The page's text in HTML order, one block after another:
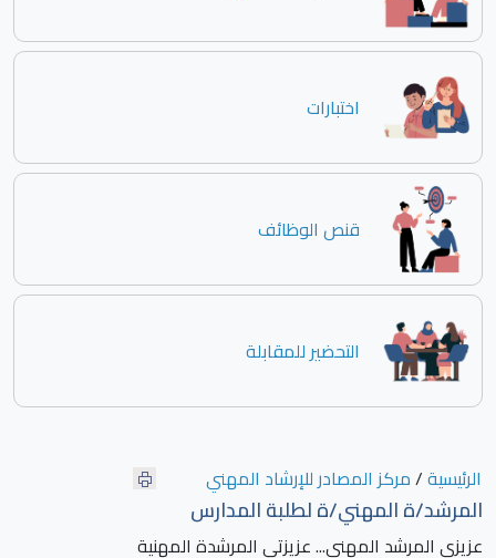
اختبارات
قنص الوظائف
التحضير للمقابلة
الرئيسية/مركز المصادر للإرشاد المهني
المرشد/ة المهني/ة لطلبة المدارس
عزيزي المرشد المهني... عزيزتي المرشدة المهنية